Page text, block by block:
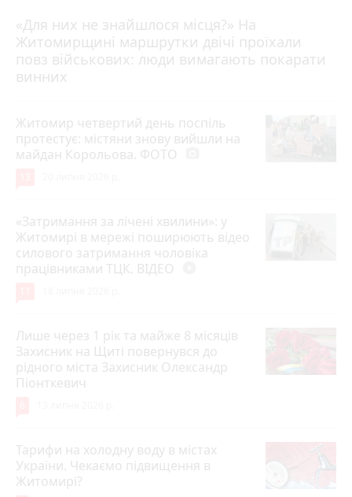
«Для них не знайшлося місця?» На
Житомирщині маршрутки двічі проїхали
повз військових: люди вимагають покарати
винних
17 липня 2026 р.
Житомир четвертий день поспіль
протестує: містяни знову вийшли на
майдан Корольова. ФОТО
«Затримання за лічені хвилини»: у
Житомирі в мережі поширюють відео
силового затримання чоловіка
працівниками ТЦК. ВІДЕО
Лише через 1 рік та майже 8 місяців
Захисник на Щиті повернувся до
рідного міста Захисник Олександр
Піонткевич
Тарифи на холодну воду в містах
України. Чекаємо підвищення в
Житомирі?